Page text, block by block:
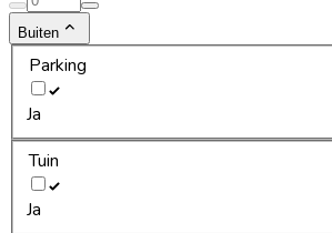
Buiten
Parking
Ja
Tuin
Ja